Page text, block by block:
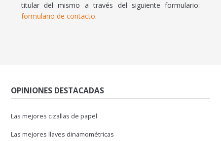
titular del mismo a través del siguiente formulario:
formulario de contacto.
OPINIONES DESTACADAS
Las mejores cizallas de papel
Las mejores llaves dinamométricas